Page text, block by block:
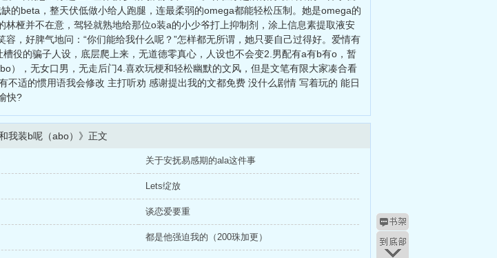
的beta，整天伏低做小给人跑腿，连最柔弱的omega都能轻松压制。她是omega的
桠并不在意，驾轻就熟地给那位o装a的小少爷打上抑制剂，涂上信息素提取液安
，好脾气地问：“你们能给我什么呢？”怎样都无所谓，她只要自己过得好。爱情有
役的骗子人设，底层爬上来，无道德零真心，人设也不会变2.男配有a有b有o，暂
），无女口男，无走后门4.喜欢玩梗和轻松幽默的文风，但是文笔有限大家凑合看
适的惯用语我会修改 主打听劝 感谢提出我的文都免费 没什么剧情 写着玩的 能日
快?
和我装b呢（abo）》正文
关于安抚易感期的ala这件事
Lets绽放
谈恋爱要重
都是他强迫我的（200珠加更）